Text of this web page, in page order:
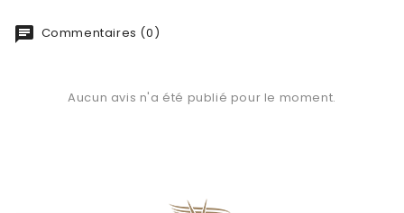
chat Commentaires (0)
Aucun avis n'a été publié pour le moment.